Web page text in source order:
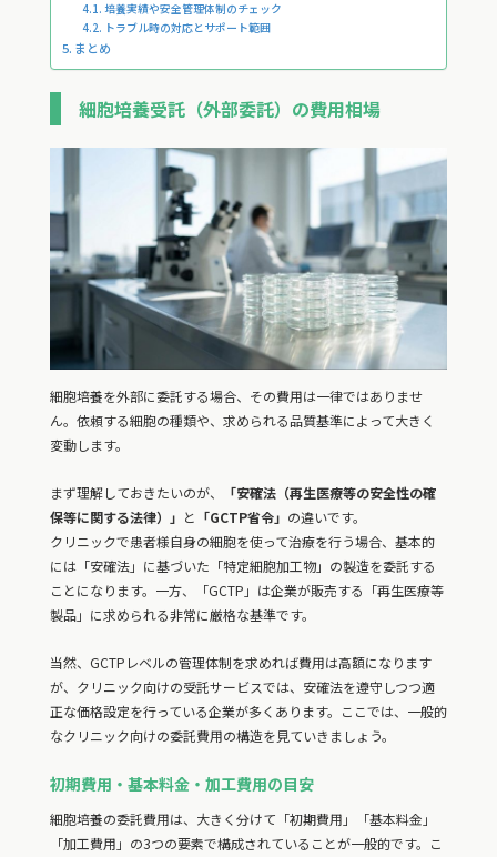
培養実績や安全管理体制のチェック
トラブル時の対応とサポート範囲
まとめ
細胞培養受託（外部委託）の費用相場
細胞培養を外部に委託する場合、その費用は一律ではありませ
ん。依頼する細胞の種類や、求められる品質基準によって大きく
変動します。
まず理解しておきたいのが、
「安確法（再生医療等の安全性の確
保等に関する法律）」 と 「GCTP省令」 の違いです。
クリニックで患者様自身の細胞を使って治療を行う場合、基本的
には「安確法」に基づいた「特定細胞加工物」の製造を委託する
ことになります。一方、「GCTP」は企業が販売する「再生医療等
製品」に求められる非常に厳格な基準です。
当然、GCTPレベルの管理体制を求めれば費用は高額になります
が、クリニック向けの受託サービスでは、安確法を遵守しつつ適
正な価格設定を行っている企業が多くあります。ここでは、一般的
なクリニック向けの委託費用の構造を見ていきましょう。
初期費用・基本料金・加工費用の目安
細胞培養の委託費用は、大きく分けて「初期費用」「基本料金」
「加工費用」の3つの要素で構成されていることが一般的です。こ